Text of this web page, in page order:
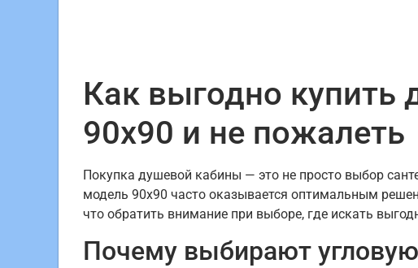
Как выгодно купить
90х90 и не пожалеть
Покупка душевой кабины — это не просто выбор
модель 90х90 часто оказывается оптимальным
что обратить внимание при выборе, где искать
Почему выбирают